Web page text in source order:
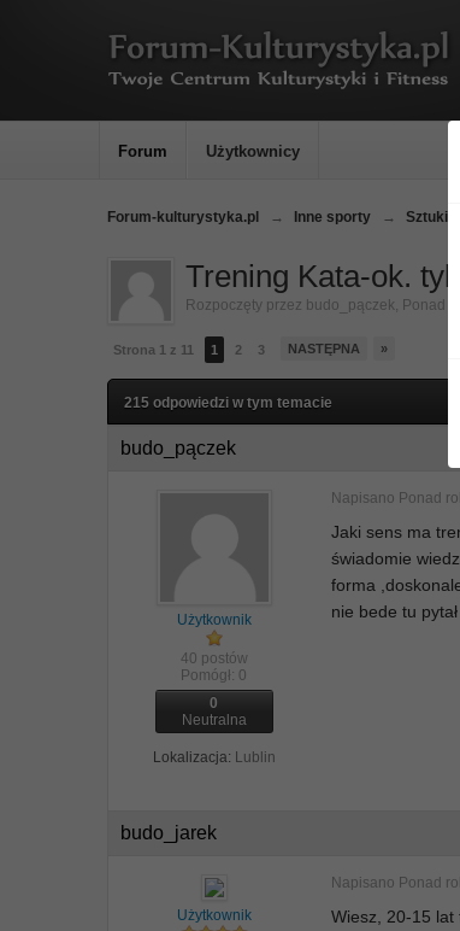
Forum Użytkownicy
Forum-kulturystyka.pl → Inne sporty → Sztuki
Trening Kata-ok.
Rozpoczęty przez budo_pączek, Ponad
Strona 1 z 11 1 2 3 NASTĘPNA »
215 odpowiedzi w tym temacie
budo_pączek
Użytkownik
40 postów
Pomógł: 0
0
Neutralna
Lokalizacja: Lublin
Napisano Ponad
Jaki sens ma
świadomie
forma
nie bede tu
budo_jarek
Użytkownik
Napisano Ponad
Wiesz, 20-15 lat